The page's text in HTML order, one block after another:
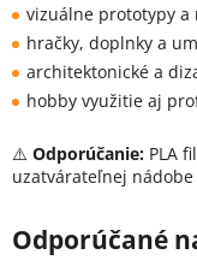
vizuálne prototypy a
hračky, doplnky a
architektonické a
hobby využitie aj
⚠️ Odporúčanie: PLA
uzatvárateľnej nádobe
Odporúčané